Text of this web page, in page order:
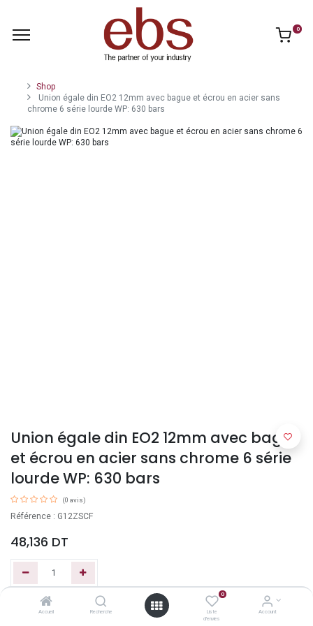
Accueil Recherche
0
Liste
d'envies
Account
0
Shop
Union égale din EO2 12mm avec bague et écrou en acier sans
chrome 6 série lourde WP: 630 bars
Union égale din EO2 12mm avec bague
et écrou en acier sans chrome 6 série
lourde WP: 630 bars
(0 avis)
Référence : G12ZSCF
48,136 DT
Ajouter au panier